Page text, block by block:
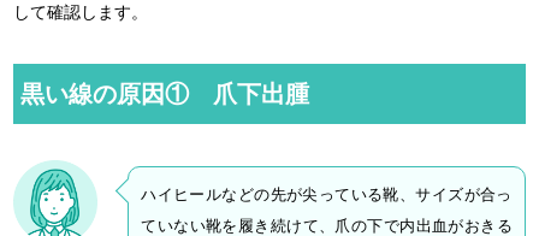
して確認します。
黒い線の原因① 爪下出腫
ハイヒールなどの先が尖っている靴、サイズが合っ
ていない靴を履き続けて、爪の下で内出血がおきる